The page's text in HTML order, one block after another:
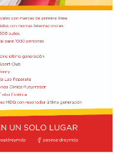
Algote. Se trata de un
en el que al
su propia creación
(incluye
de los 6 años.
deberán asistir
(menores
$5.000). Las
boletería de lunes a